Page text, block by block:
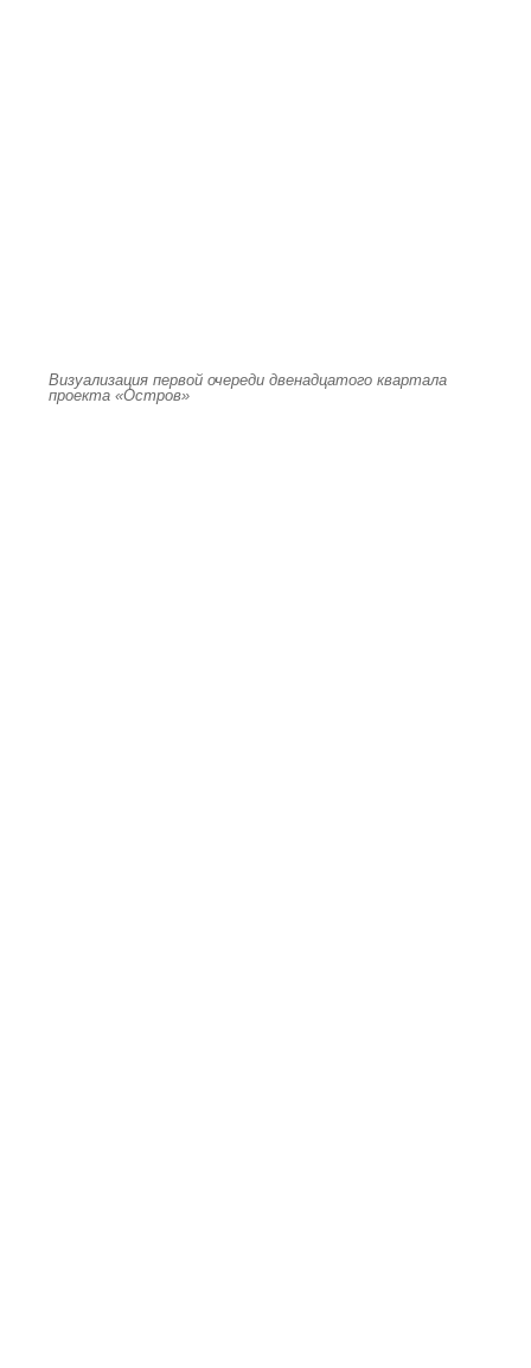
Визуализация первой очереди двенадцатого квартала
проекта «Остров»